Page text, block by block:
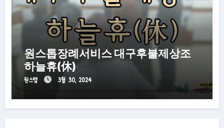
원스톱장례서비스 대구후불제상조
하늘휴(休)
원스텝 3월 30, 2024